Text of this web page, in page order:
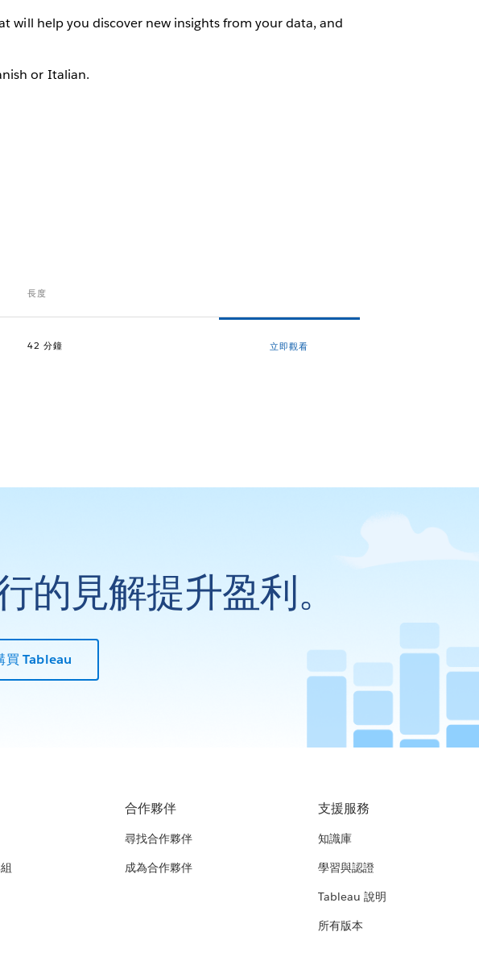
will help you discover new insights from your data, and
or Italian.
長度
42 分鐘 立即觀看
的見解提升盈利。
買 Tableau
合作夥伴
尋找合作夥伴
成為合作夥伴
支援服務
知識庫
學習與認證
Tableau 說明
所有版本